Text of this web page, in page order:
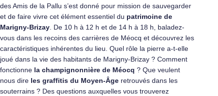
des Amis de la Pallu s’est donné pour mission de sauvegarder
et de faire vivre cet élément essentiel du patrimoine de
Marigny-Brizay. De 10 h à 12 h et de 14 h à 18 h, baladez-
vous dans les recoins des carrières de Méocq et découvrez les
caractéristiques inhérentes du lieu. Quel rôle la pierre a-t-elle
joué dans la vie des habitants de Marigny-Brizay ? Comment
fonctionne la champignonnière de Méocq ? Que veulent
nous dire les graffitis du Moyen-Âge retrouvés dans les
souterrains ? Des questions auxquelles vous trouverez